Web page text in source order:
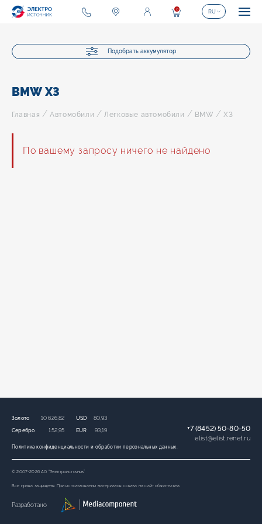
Подобрать аккумулятор
BMW X3
Главная /Автомобили /Легковые автомобили / BMW /X3
По вашему запросу ничего не найдено
Политика конфиденциальности и обработки персональных данных.
Золото 10 626,82
Серебро 152,95
USD 80,93
EUR 93,19 +7 (8452) 50-80-50
elist@elist.renet.ru
© 2007-2026 АО “Электроисточник”
Все права защищены. При использовании материалов ссылка на сайт обязательна.
Разработано
0 RU